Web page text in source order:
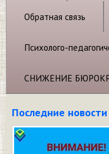
Обратная связь
Психолого-
СНИЖЕНИЕ
Последние новости